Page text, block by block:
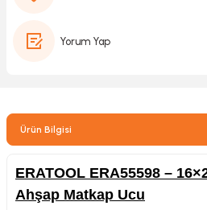
Yorum Yap
Ürün Bilgisi
ERATOOL ERA55598 –
Ahşap Matkap Ucu